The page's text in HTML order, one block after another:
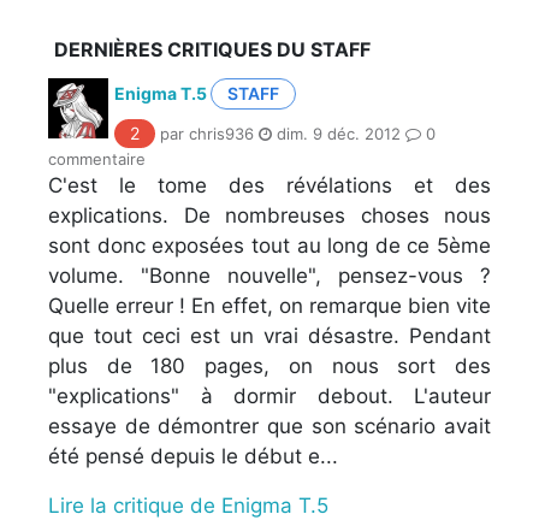
DERNIÈRES CRITIQUES DU STAFF
Enigma T.5
STAFF
2
par chris936 dim. 9 déc. 2012
0
commentaire
C'est le tome des révélations et des
explications. De nombreuses choses nous
sont donc exposées tout au long de ce 5ème
volume. "Bonne nouvelle", pensez-vous ?
Quelle erreur ! En effet, on remarque bien vite
que tout ceci est un vrai désastre. Pendant
plus de 180 pages, on nous sort des
"explications" à dormir debout. L'auteur
essaye de démontrer que son scénario avait
été pensé depuis le début e...
Lire la critique de Enigma T.5